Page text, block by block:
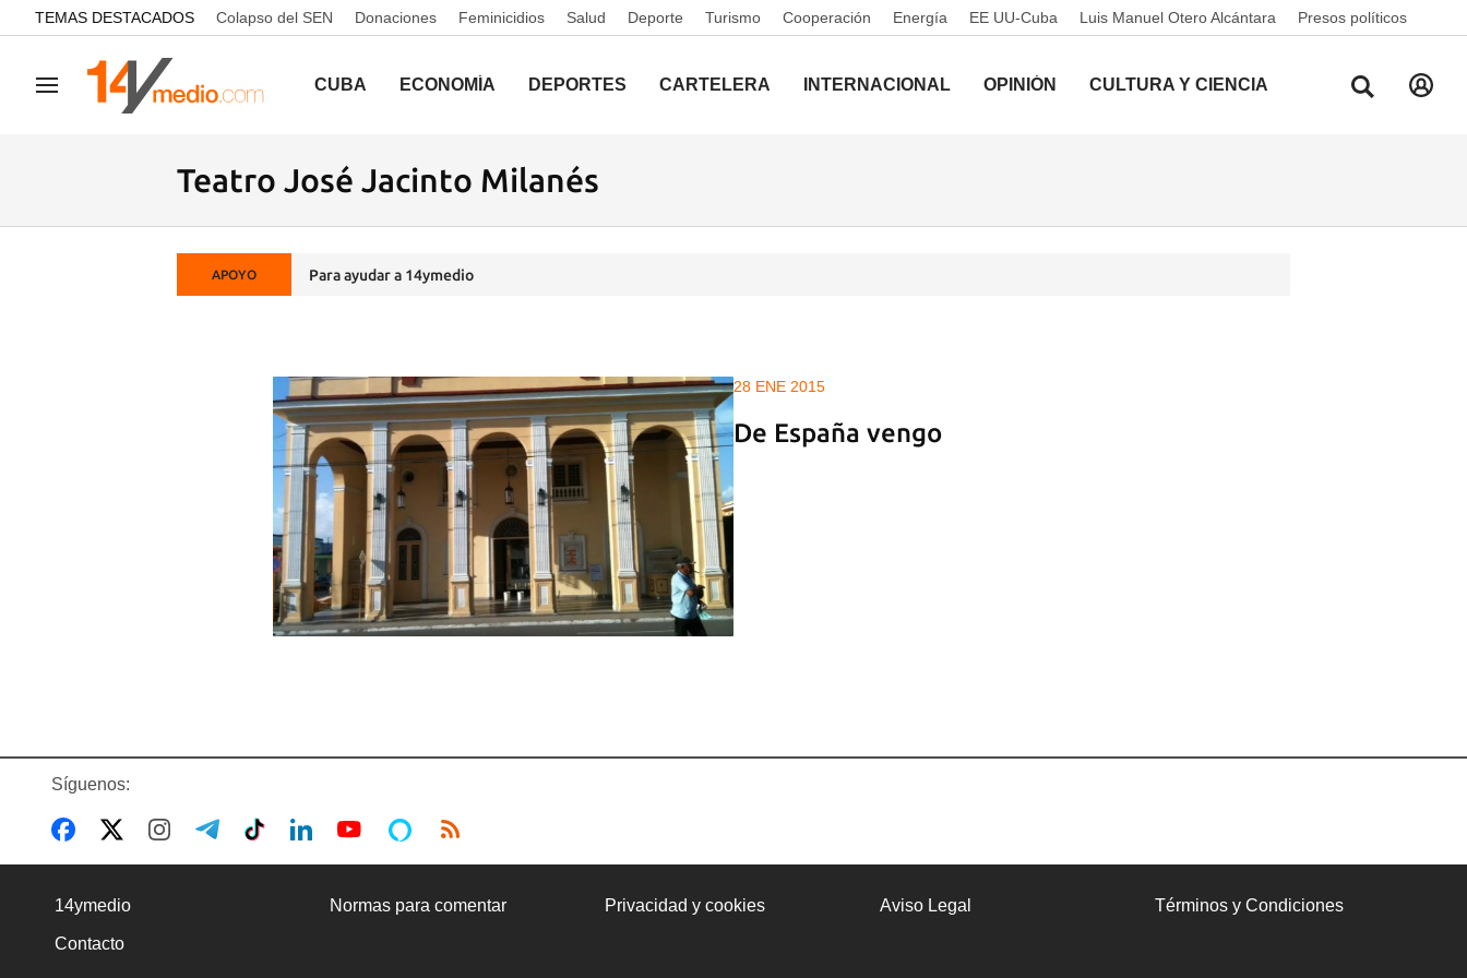
common.go-to-content
TEMAS DESTACADOS Colapso del SEN Donaciones Feminicidios Salud Deporte Turismo Cooperación Energía EE UU-Cuba Luis Manuel Otero Alcántara Presos políticos
Navegación CUBA ECONOMÍA DEPORTES CARTELERA INTERNACIONAL OPINIÓN CULTURA Y CIENCIA
Teatro José Jacinto Milanés
APOYO Para ayudar a 14ymedio
28 ENE 2015
De España vengo
Síguenos:
14ymedio Normas para comentar Privacidad y cookies Aviso Legal Términos y Condiciones
Contacto